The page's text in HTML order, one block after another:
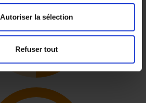
Autoriser la sélection
Refuser tout
Développer